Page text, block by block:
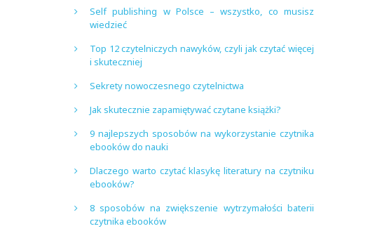
Self publishing w Polsce – wszystko, co musisz
wiedzieć
Top 12 czytelniczych nawyków, czyli jak czytać więcej
i skuteczniej
Sekrety nowoczesnego czytelnictwa
Jak skutecznie zapamiętywać czytane książki?
9 najlepszych sposobów na wykorzystanie czytnika
ebooków do nauki
Dlaczego warto czytać klasykę literatury na czytniku
ebooków?
8 sposobów na zwiększenie wytrzymałości baterii
czytnika ebooków